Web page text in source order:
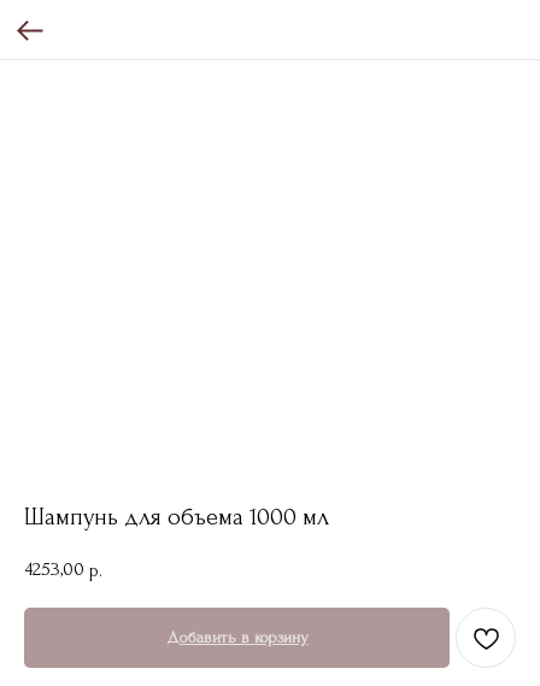
Шампунь для объема 1000 мл
4253,00 р.
Добавить в корзину